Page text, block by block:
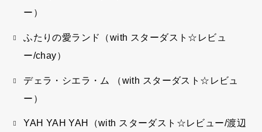
ー）
ふたりの愛ランド（with スターダスト☆レビュ
ー/chay）
デェラ・シエラ・ム （with スターダスト☆レビュ
ー）
YAH YAH YAH（with スターダスト☆レビュー/渡辺